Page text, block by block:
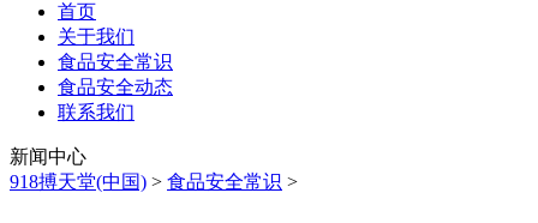
首页
关于我们
食品安全常识
食品安全动态
联系我们
新闻中心
918搏天堂(中国) > 食品安全常识 >